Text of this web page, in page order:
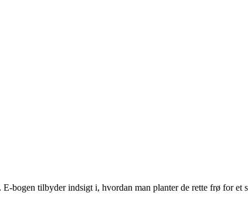
bogen tilbyder indsigt i, hvordan man planter de rette frø for et